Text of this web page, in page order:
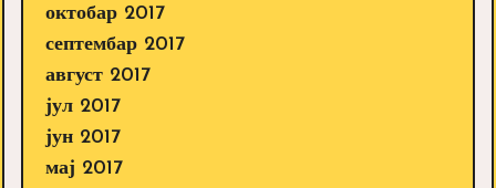
октобар 2017
септембар 2017
август 2017
јул 2017
јун 2017
мај 2017